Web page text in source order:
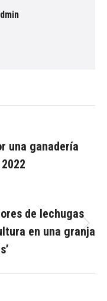
una ganadería
de lechugas
en una granja